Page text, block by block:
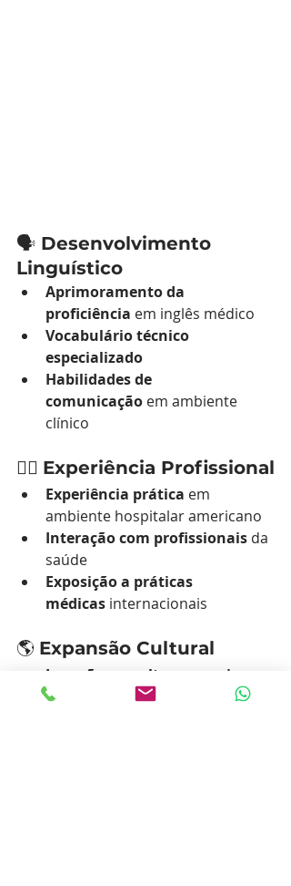
🗣️ Desenvolvimento
Linguístico
Aprimoramento da
proficiência em inglês médico
Vocabulário técnico
especializado
Habilidades de
comunicação em ambiente
clínico
👨‍⚕️ Experiência Profissional
Experiência prática em
ambiente hospitalar americano
Interação com profissionais da
saúde
Exposição a práticas
médicas internacionais
🌎 Expansão Cultural
Imersão na cultura americana
Atividades culturais semanais